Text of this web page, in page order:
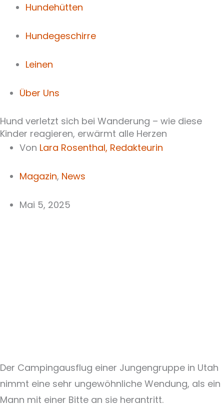
Hundehütten
Hundegeschirre
Leinen
Über Uns
Hund verletzt sich bei Wanderung – wie diese
Kinder reagieren, erwärmt alle Herzen
Von Lara Rosenthal, Redakteurin
Magazin, News
Mai 5, 2025
Der Campingausflug einer Jungengruppe in Utah
nimmt eine sehr ungewöhnliche Wendung, als ein
Mann mit einer Bitte an sie herantritt.